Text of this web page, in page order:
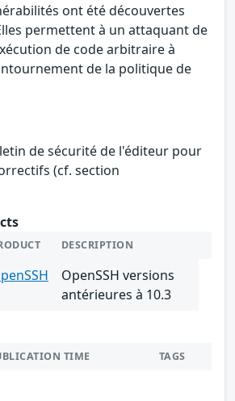
ont été découvertes
permettent à un attaquant de
de code arbitraire à
de la politique de
de sécurité de l'éditeur pour
(cf. section
DESCRIPTION
OpenSSH versions
antérieures à 10.3
TIME TAGS